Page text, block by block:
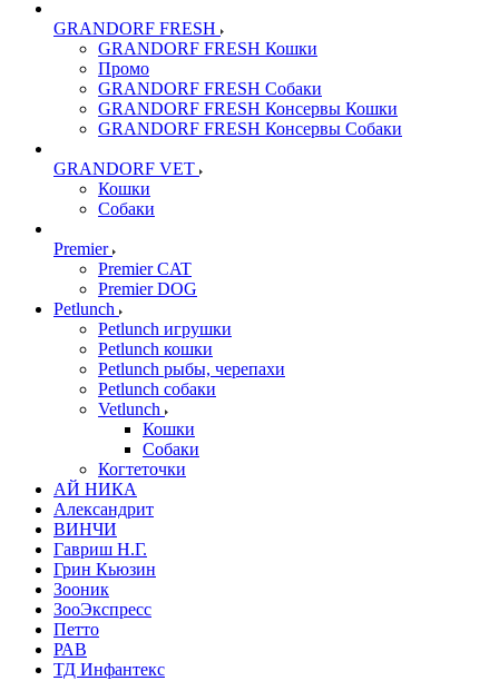
GRANDORF FRESH
GRANDORF FRESH Кошки
Промо
GRANDORF FRESH Собаки
GRANDORF FRESH Консервы Кошки
GRANDORF FRESH Консервы Собаки
GRANDORF VET
Кошки
Собаки
Premier
Premier CAT
Premier DOG
Petlunch
Petlunch игрушки
Petlunch кошки
Petlunch рыбы, черепахи
Petlunch собаки
Vetlunch
Кошки
Собаки
Когтеточки
АЙ НИКА
Александрит
ВИНЧИ
Гавриш Н.Г.
Грин Кьюзин
Зооник
ЗооЭкспресс
Петто
РАВ
ТД Инфантекс